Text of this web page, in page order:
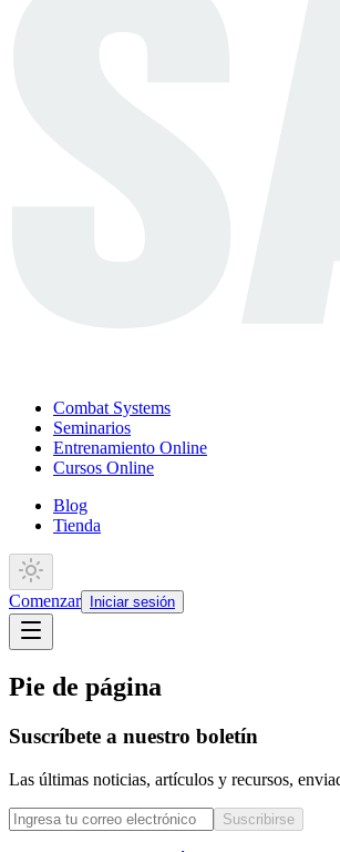
Combat Systems
Seminarios
Entrenamiento Online
Cursos Online
Blog
Tienda
Comenzar Iniciar sesión
Pie de página
Suscríbete a nuestro boletín
Las últimas noticias, artículos y recursos,
Suscribirse